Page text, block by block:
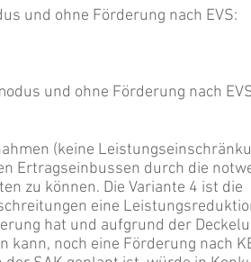
und ohne Förderung nach EVS:
und ohne Förderung nach
(keine
Ertragseinbussen durch die
zu können. Die Variante 4 ist die
eine
hat und aufgrund der
noch eine Förderung nach